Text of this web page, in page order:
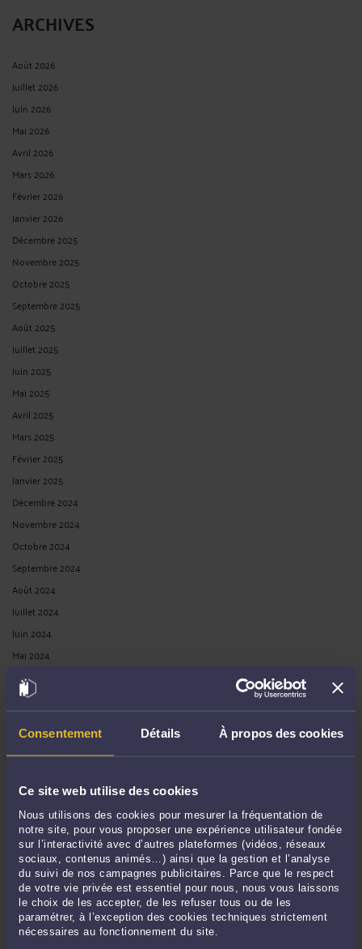
Consentement Détails À propos des cookies
Ce site web utilise des cookies
Nous utilisons des cookies pour mesurer la fréquentation de
notre site, pour vous proposer une expérience utilisateur fondée
sur l’interactivité avec d’autres plateformes (vidéos, réseaux
sociaux, contenus animés…) ainsi que la gestion et l’analyse
du suivi de nos campagnes publicitaires. Parce que le respect
de votre vie privée est essentiel pour nous, nous vous laissons
le choix de les accepter, de les refuser tous ou de les
paramétrer, à l’exception des cookies techniques strictement
nécessaires au fonctionnement du site.
ARCHIVES
Août 2026
Juillet 2026
Juin 2026
Mai 2026
Avril 2026
Mars 2026
Février 2026
Janvier 2026
Décembre 2025
Novembre 2025
Octobre 2025
Septembre 2025
Août 2025
Juillet 2025
Juin 2025
Mai 2025
Avril 2025
Mars 2025
Février 2025
Janvier 2025
Décembre 2024
Novembre 2024
Octobre 2024
Septembre 2024
Août 2024
Juillet 2024
Juin 2024
Mai 2024
Avril 2024
Mars 2024
Janvier 2024
Novembre 2023
Octobre 2023
Septembre 2023
Août 2023
Juillet 2023
Juin 2023
Mai 2023
Avril 2023